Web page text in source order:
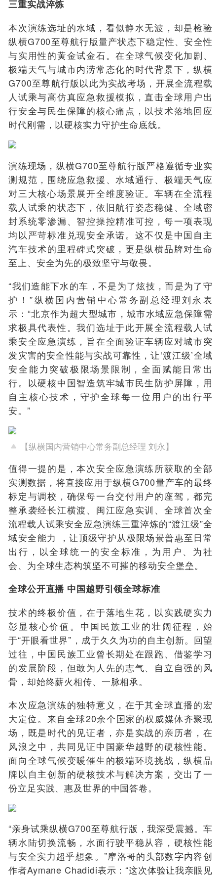
三重实战淬炼
本次演练选址的水域，看似静水无波，却是检验
纵横G700至尊航行版量产状态下稳定性、安全性
与实用性的黄金试金石。在全球气候变化加剧、
极端天气与城市内涝常态化的时代背景下，纵横
G700至尊航行版以此为实战考场，开展全流程载
人试乘与高仿真应急救援模拟，直击全球用户出
行安全与民生保障的核心痛点，以技术落地回应
时代刚需，以硬核实力守护生命底线。
演练现场， 纵横G700至尊航行版严格遵循专业实
测规范，围绕应急救援、水域通行、极端天气应
对三大核心场景展开全维度验证。车辆在全流程
载人试乘的状态下，依旧航行姿态稳健、全域密
封系统零渗漏、智控操控精准可控，每一项表现
均以严苛标准兑现安全承诺。这不仅是中国自主
汽车技术的里程碑式突破，更是纵横品牌对生命
至上、安全为先的极致坚守与敬畏。
“我们造能下水的车，不是为了炫技，而是为了守
护！”纵横国内营销中心常务副总经理刘永表
示：“北京作为超大型城市，城市水域应急保障需
求极具代表性。我们选址于此开展全流程载人试
乘安全应急演练，旨在全面验证车辆应对城市突
发灾害的安全性能与实战可靠性，让‘渡江级’全域
安全能力突破极限场景限制，全面赋能日常出
行。以硬核中国智造筑牢城市民生防护屏障，用
自主核心技术，守护全球每一位用户的出行平
安。”
【纵横国内营销中心常务副总经理 刘永】
值得一提的是，本次安全应急演练所获取的全部
实测数据，将直接应用于纵横G700量产车的最终
标定与调校，确保每一台交付用户的座驾，都完
整承袭经长江横渡、闽江应急实训、 全球首次全
流程载人试乘安全应急演练三重淬炼的“渡江级”全
域安全能力 ，让顶级守护从极限场景普惠至日常
出行，以全球统一的安全标准，为用户、为社
会、为全球生态构筑坚不可摧的移动安全堡垒。
全球公开直播 中国越野引领全球标准
技术的终极价值，在于落地生花，以实践硬实力
彰显核心价值。中国民族工业的壮阔征程，始
于“开眼看世界”，成于久久为功的自主创新。回望
过往，中国民族工业曾长期处在跟跑、借鉴学习
的发展阶段，但敢为人先的志气、自立自强的风
骨，却始终薪火相传、一脉相承。
本次应急演练的独特意义，在于其全球直播的宏
大定位。来自全球20余个国家的权威媒体齐聚现
场，既是时代的见证者，亦是实战的亲历者，在
风浪之中，共同见证中国豪华越野的硬核性能。
面向全球气候变暖催生的极端环境挑战，纵横品
牌以自主创新的硬核技术与解决方案，交出了一
份立足实践、惠及世界的中国答卷。
“亲身试乘纵横G700至尊航行版，我深受震撼。车
辆水陆切换流畅，水面行驶平稳从容，硬核性能
与安全实力超乎想象。”摩洛哥的头部数字内容创
作者Aymane Chadidi表示：“这次体验让我亲眼见